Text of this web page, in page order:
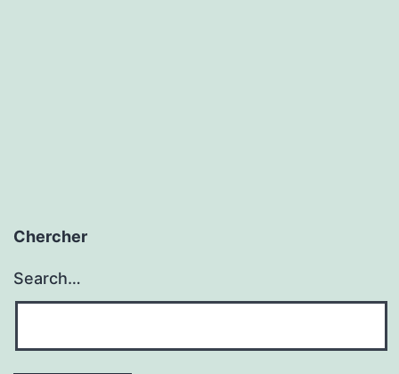
Chercher
Search…